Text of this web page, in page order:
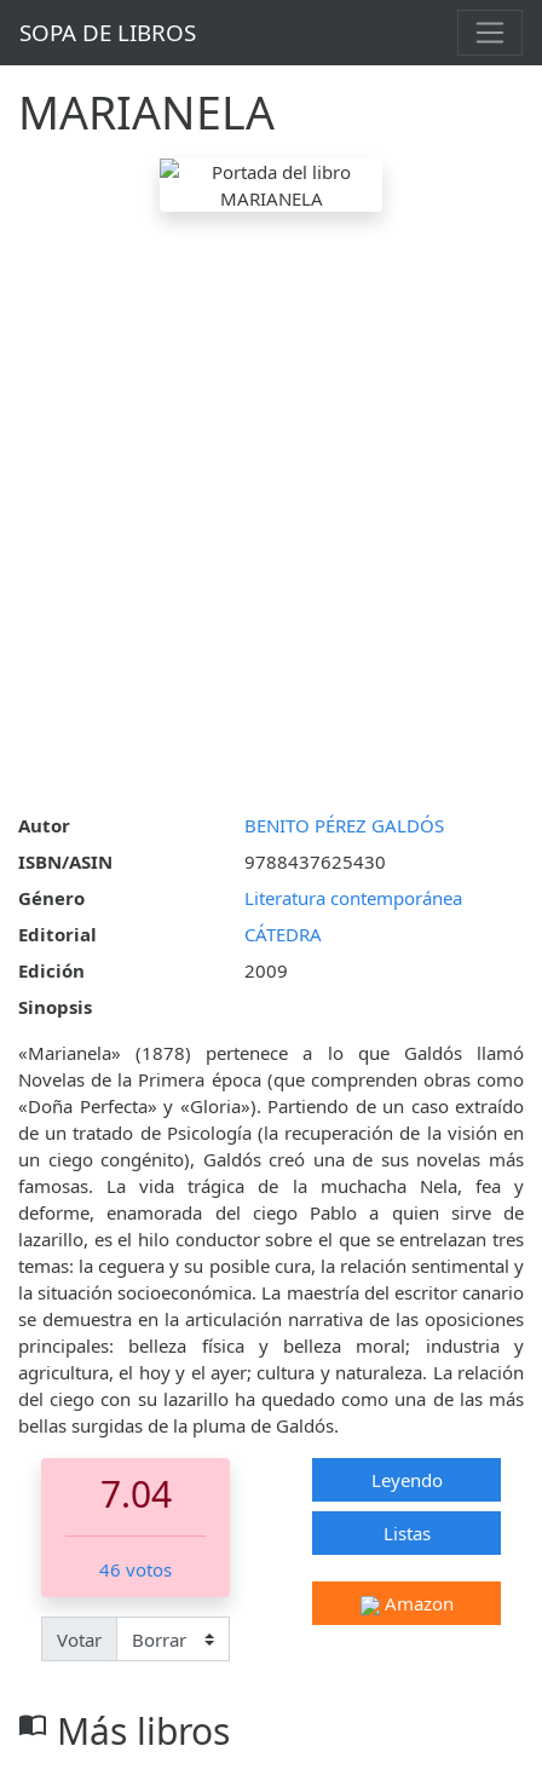
SOPA DE LIBROS
MARIANELA
Autor
BENITO PÉREZ GALDÓS
ISBN/ASIN
9788437625430
Género
Literatura contemporánea
Editorial
CÁTEDRA
Edición
2009
Sinopsis
«Marianela» (1878) pertenece a lo que Galdós llamó
Novelas de la Primera época (que comprenden obras como
«Doña Perfecta» y «Gloria»). Partiendo de un caso extraído
de un tratado de Psicología (la recuperación de la visión en
un ciego congénito), Galdós creó una de sus novelas más
famosas. La vida trágica de la muchacha Nela, fea y
deforme, enamorada del ciego Pablo a quien sirve de
lazarillo, es el hilo conductor sobre el que se entrelazan tres
temas: la ceguera y su posible cura, la relación sentimental y
la situación socioeconómica. La maestría del escritor canario
se demuestra en la articulación narrativa de las oposiciones
principales: belleza física y belleza moral; industria y
agricultura, el hoy y el ayer; cultura y naturaleza. La relación
del ciego con su lazarillo ha quedado como una de las más
bellas surgidas de la pluma de Galdós.
7.04
46 votos
Votar
Leyendo
Listas
Amazon
import_contacts Más libros